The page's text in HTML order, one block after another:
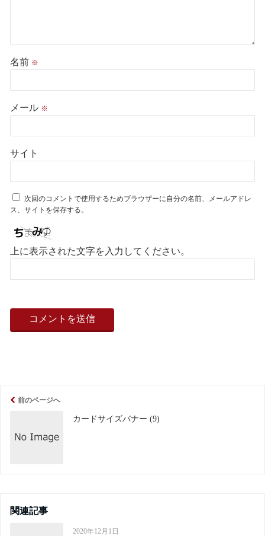
名前 ※
メール ※
サイト
次回のコメントで使用するためブラウザーに自分の名前、メールアドレ
ス、サイトを保存する。
上に表示された文字を入力してください。
前のページへ
カードサイズバナー (9)
関連記事
2020年12月1日